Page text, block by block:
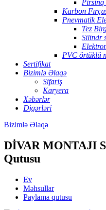
Pirsinq
Karbon
Pnevmatik
Tez
Silindr
PVC örtüklü
Sertifikat
Bizimlə Əlaqə
Sifariş
Karyera
Xəbərlər
Digərləri
Bizimlə Əlaqə
DİVAR MONTAJI
Qutusu
Ev
Məhsullar
Paylama qutusu